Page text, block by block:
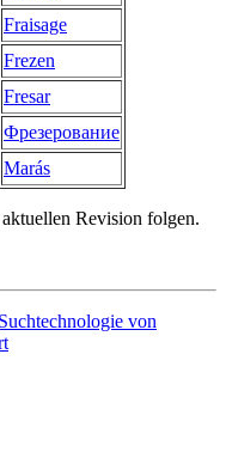
Fraisage
Frezen
Fresar
Фрезерование
Marás
Revision folgen.
Suchtechnologie von